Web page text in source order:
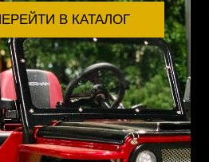
В КАТАЛОГ